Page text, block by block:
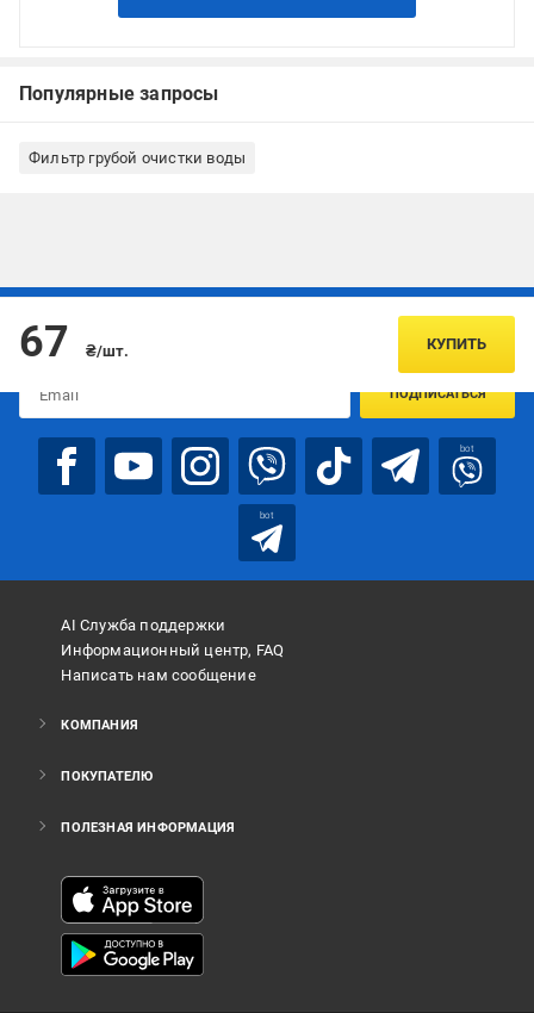
Популярные запросы
Фильтр грубой очистки воды
67 ₴/шт. КУПИТЬ
Подписывайтесь, чтобы узнавать первым об акцияx и
ПОДПИСАТЬСЯ
bot
bot
AI Служба поддержки
Информационный центр, FAQ
Написать нам сообщение
КОМПАНИЯ
ПОКУПАТЕЛЮ
ПОЛЕЗНАЯ ИНФОРМАЦИЯ